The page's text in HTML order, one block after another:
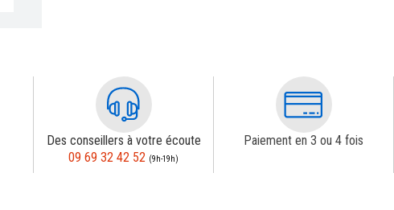
Des conseillers à votre écoute
09 69 32 42 52 (9h-19h)
Paiement en 3 ou 4 fois